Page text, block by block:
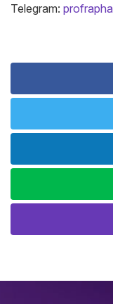
Telegram: profrapha